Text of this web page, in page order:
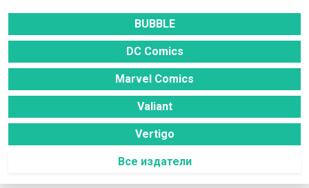
BUBBLE
DC Comics
Marvel Comics
Valiant
Vertigo
Все издатели